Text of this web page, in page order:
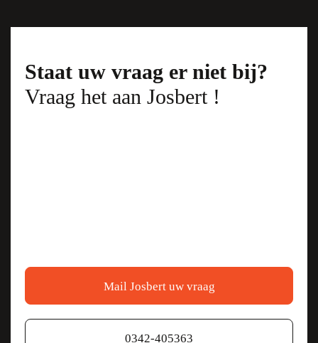
Staat uw vraag er niet bij?
Vraag het aan Josbert !
ShowroomMail Josbert uw vraag
0342-405363